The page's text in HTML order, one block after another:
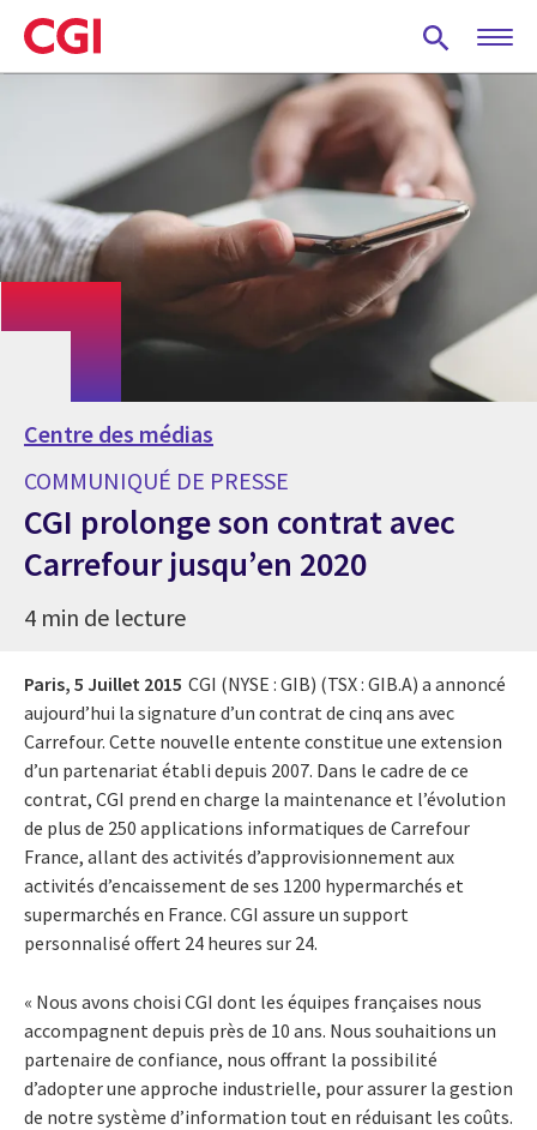
Skip
to
main
Centre des médias
COMMUNIQUÉ DE PRESSE
CGI prolonge son contrat avec
Carrefour jusqu’en 2020
4 min de lecture
Paris, 5 Juillet 2015 CGI (NYSE : GIB) (TSX : GIB.A) a annoncé
aujourd’hui la signature d’un contrat de cinq ans avec
Carrefour. Cette nouvelle entente constitue une extension
d’un partenariat établi depuis 2007. Dans le cadre de ce
contrat, CGI prend en charge la maintenance et l’évolution
de plus de 250 applications informatiques de Carrefour
France, allant des activités d’approvisionnement aux
activités d’encaissement de ses 1200 hypermarchés et
supermarchés en France. CGI assure un support
personnalisé offert 24 heures sur 24.
« Nous avons choisi CGI dont les équipes françaises nous
accompagnent depuis près de 10 ans. Nous souhaitions un
partenaire de confiance, nous offrant la possibilité
d’adopter une approche industrielle, pour assurer la gestion
de notre système d’information tout en réduisant les coûts.